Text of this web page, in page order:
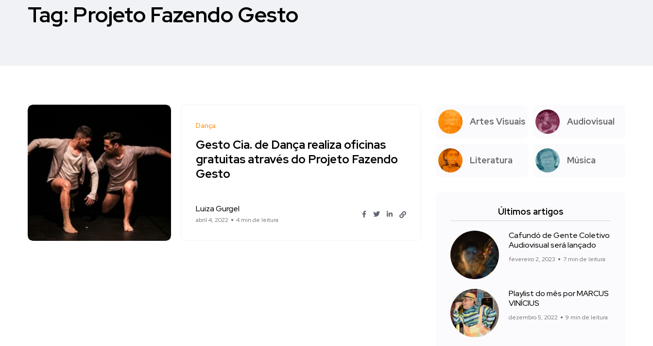
Tag: Projeto Fazendo Gesto
Dança
Gesto Cia. de Dança realiza oficinas
gratuitas através do Projeto Fazendo
Gesto
Luiza Gurgel
abril 4, 2022 4 min de leitura
Artes Visuais Audiovisual
Literatura Música
Últimos artigos
Cafundó de Gente Coletivo
Audiovisual será lançado
fevereiro 2, 2023 7 min de leitura
Playlist do mês por MARCUS
VINÍCIUS
dezembro 5, 2022 9 min de leitura